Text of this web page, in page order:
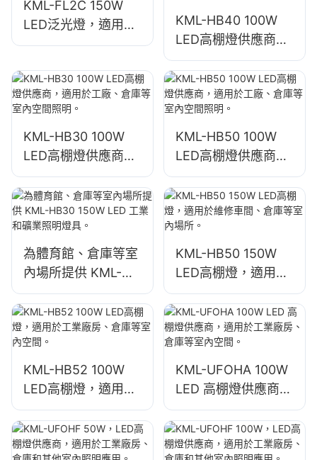
KML-FL2C 150W
LED泛光燈，適用於
戶外牆壁和區域照明
KML-HB40 100W
LED高棚燈供應商，
適用於工廠、倉庫等
室內空間照明。
KML-HB30 100W
LED高棚燈供應商，
適用於工廠、倉庫等
室內空間照明。
KML-HB50 100W
LED高棚燈供應商，
適用於工廠、倉庫等
室內空間照明。
為體育館、倉庫等室
內場所提供 KML-
HB30 150W LED 工
業和礦業照明燈具。
KML-HB50 150W
LED高棚燈，適用於
維修車間、倉庫等室
內場所。
KML-HB52 100W
LED高棚燈，適用於
工業廠房、倉庫等室
內空間。
KML-UFOHA 100W
LED 高棚燈供應商，
適用於工業廠房、倉
庫等室內空間。